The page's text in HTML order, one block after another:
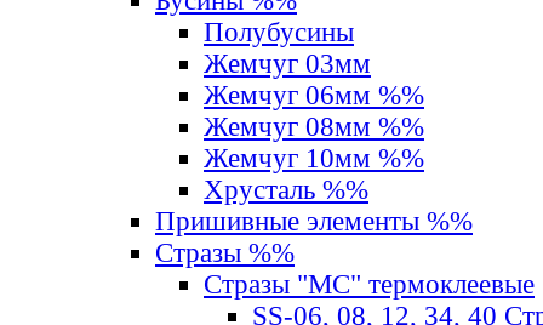
Полубусины
Жемчуг 03мм
Жемчуг 06мм %%
Жемчуг 08мм %%
Жемчуг 10мм %%
Хрусталь %%
Пришивные элементы %%
Стразы %%
Стразы "MС" термоклеевые
SS-06, 08, 12, 34, 40